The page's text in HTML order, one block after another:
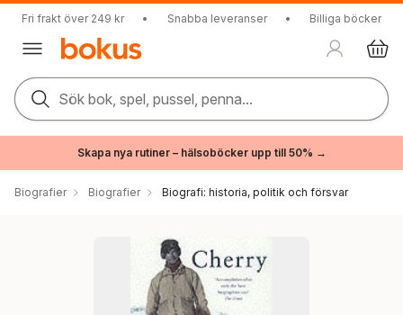
Fri frakt över 249 kr • Snabba leveranser • Billiga böcker
Sök bok, spel, pussel, penna...
Skapa nya rutiner – hälsoböcker upp till 50% →
Biografier Biografier Biografi: historia, politik och försvar